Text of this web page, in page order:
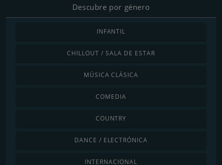
Descubre por género
INFANTIL
CHILLOUT / SALA DE ESTAR
MÚSICA CLÁSICA
COMEDIA
COUNTRY
DANCE / ELECTRÓNICA
INTERNACIONAL